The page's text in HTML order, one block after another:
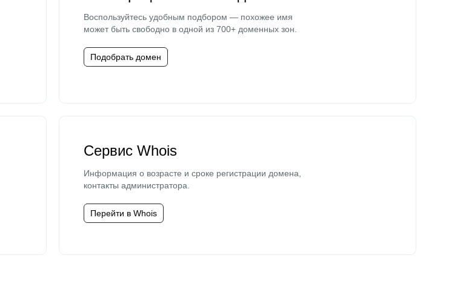
Воспользуйтесь удобным подбором — похожее имя
может быть свободно в одной из 700+ доменных зон.
Подобрать домен
Сервис Whois
Информация о возрасте и сроке регистрации домена,
контакты администратора.
Перейти в Whois